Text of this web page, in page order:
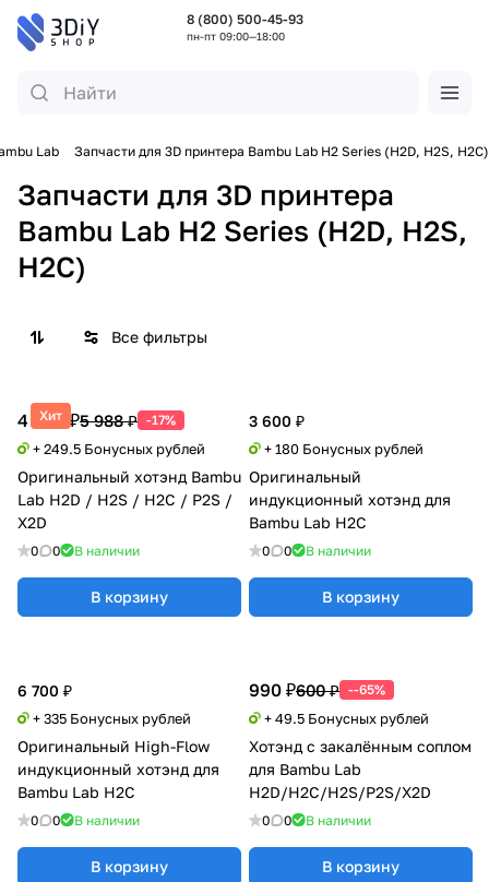
8 (800) 500-45-93
пн-пт 09:00—18:00
Lab Запчасти для 3D принтера Bambu Lab H2 Series (H2D, H2S, H2C)
Запчасти для 3D принтера
Bambu Lab H2 Series (H2D, H2S,
H2C)
Все фильтры
Хит
4 990 ₽5 988 ₽ -17%
+ 249.5 Бонусных рублей
Оригинальный хотэнд Bambu
Lab H2D / H2S / H2C / P2S /
X2D
0 0 В наличии
В корзину
3 600 ₽
+ 180 Бонусных рублей
Оригинальный
индукционный хотэнд для
Bambu Lab H2C
0 0 В наличии
В корзину
6 700 ₽
+ 335 Бонусных рублей
Оригинальный High-Flow
индукционный хотэнд для
Bambu Lab H2C
0 0 В наличии
В корзину
990 ₽600 ₽ --65%
+ 49.5 Бонусных рублей
Хотэнд с закалённым соплом
для Bambu Lab
H2D/H2C/H2S/P2S/X2D
0 0 В наличии
В корзину